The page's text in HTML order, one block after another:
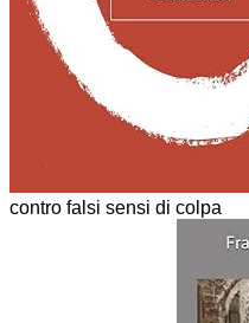
contro falsi sensi di colpa